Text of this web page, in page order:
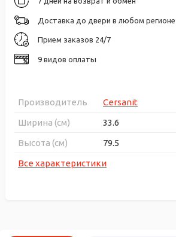
Доставка до двери в любом
Прием заказов 24/7
9 видов оплаты
Производитель
Cersanit
Ширина (см)
33.6
Высота (см)
79.5
Все характеристики